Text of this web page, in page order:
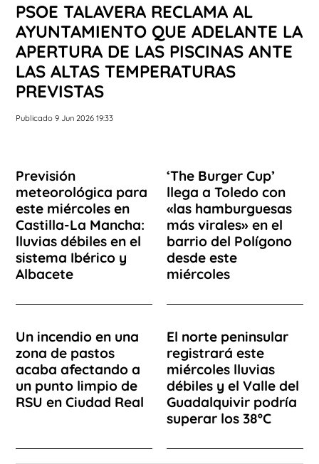
PSOE TALAVERA RECLAMA AL
AYUNTAMIENTO QUE ADELANTE LA
APERTURA DE LAS PISCINAS ANTE
LAS ALTAS TEMPERATURAS
PREVISTAS
Publicado 9 Jun 2026 19:33
Previsión
meteorológica para
este miércoles en
Castilla-La Mancha:
lluvias débiles en el
sistema Ibérico y
Albacete
‘The Burger Cup’
llega a Toledo con
«las hamburguesas
más virales» en el
barrio del Polígono
desde este
miércoles
Un incendio en una
zona de pastos
acaba afectando a
un punto limpio de
RSU en Ciudad Real
El norte peninsular
registrará este
miércoles lluvias
débiles y el Valle del
Guadalquivir podría
superar los 38ºC